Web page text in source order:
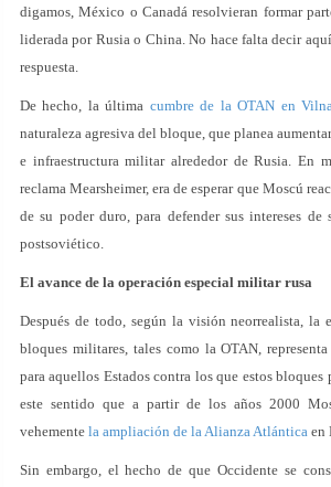
digamos, México o Canadá resolvieran formar
liderada por Rusia o China. No hace falta decir
respuesta.
De hecho, la última cumbre de la OTAN en
naturaleza agresiva del bloque, que planea
e infraestructura militar alrededor de Rusia. En
reclama Mearsheimer, era de esperar que Moscú
de su poder duro, para defender sus intereses de
postsoviético.
El avance de la operación especial militar rusa
Después de todo, según la visión neorrealista, la
bloques militares, tales como la OTAN,
para aquellos Estados contra los que estos bloques
este sentido que a partir de los años 2000
vehemente la ampliación de la Alianza Atlántica en
Sin embargo, el hecho de que Occidente se